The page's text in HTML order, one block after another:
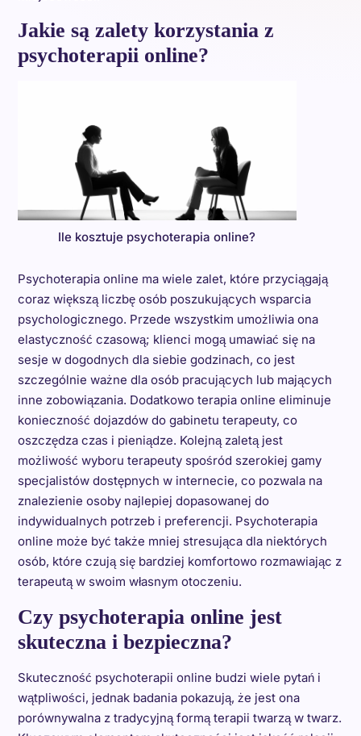
Jakie są zalety korzystania z
psychoterapii online?
Ile kosztuje psychoterapia online?
Psychoterapia online ma wiele zalet, które przyciągają
coraz większą liczbę osób poszukujących wsparcia
psychologicznego. Przede wszystkim umożliwia ona
elastyczność czasową; klienci mogą umawiać się na
sesje w dogodnych dla siebie godzinach, co jest
szczególnie ważne dla osób pracujących lub mających
inne zobowiązania. Dodatkowo terapia online eliminuje
konieczność dojazdów do gabinetu terapeuty, co
oszczędza czas i pieniądze. Kolejną zaletą jest
możliwość wyboru terapeuty spośród szerokiej gamy
specjalistów dostępnych w internecie, co pozwala na
znalezienie osoby najlepiej dopasowanej do
indywidualnych potrzeb i preferencji. Psychoterapia
online może być także mniej stresująca dla niektórych
osób, które czują się bardziej komfortowo rozmawiając z
terapeutą w swoim własnym otoczeniu.
Czy psychoterapia online jest
skuteczna i bezpieczna?
Skuteczność psychoterapii online budzi wiele pytań i
wątpliwości, jednak badania pokazują, że jest ona
porównywalna z tradycyjną formą terapii twarzą w twarz.